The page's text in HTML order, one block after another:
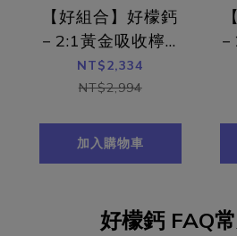
【好組合】好檬鈣
－2:1黃金吸收檸檬
酸鈣 含雪印MBP®
6入組（90包）
NT$2,334
NT$2,994
加入購物車
好檬鈣 FAQ